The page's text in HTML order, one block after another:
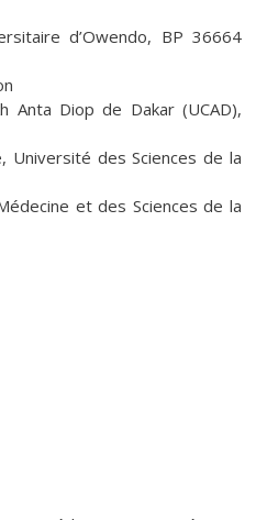
d’Owendo, BP 36664
Anta Diop de Dakar (UCAD),
Université des Sciences de la
et des Sciences de la